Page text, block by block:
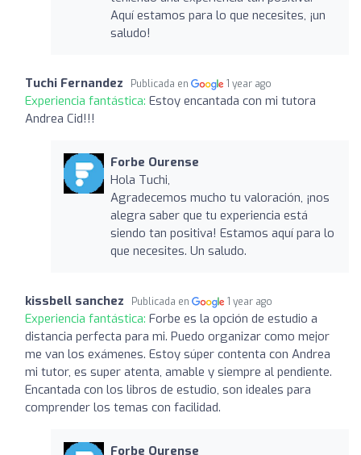
Aquí estamos para lo que necesites, ¡un
saludo!
Tuchi Fernandez Publicada en 1 year ago
Experiencia fantástica: Estoy encantada con mi tutora
Andrea Cid!!!
Forbe Ourense
Hola Tuchi,
Agradecemos mucho tu valoración, ¡nos
alegra saber que tu experiencia está
siendo tan positiva! Estamos aquí para lo
que necesites. Un saludo.
kissbell sanchez Publicada en 1 year ago
Experiencia fantástica: Forbe es la opción de estudio a
distancia perfecta para mi. Puedo organizar como mejor
me van los exámenes. Estoy súper contenta con Andrea
mi tutor, es super atenta, amable y siempre al pendiente.
Encantada con los libros de estudio, son ideales para
comprender los temas con facilidad.
Forbe Ourense